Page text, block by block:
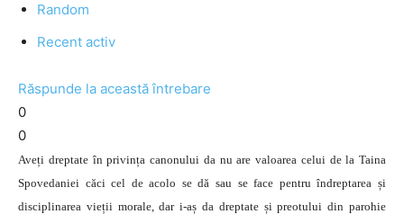
Random
Recent activ
Răspunde la această întrebare
0
0
Aveți dreptate în privința canonului da nu are valoarea celui de la Taina
Spovedaniei căci cel de acolo se dă sau se face pentru îndreptarea și
disciplinarea vieții morale, dar i-aș da dreptate și preotului din parohie